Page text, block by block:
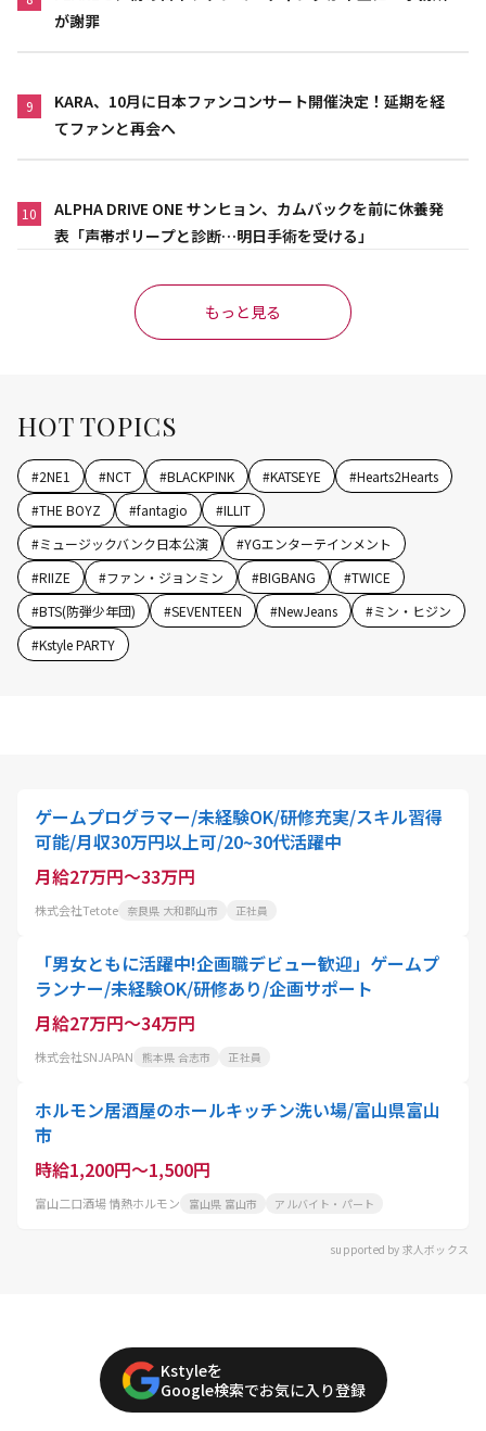
が謝罪
9
KARA、10月に日本ファンコンサート開催決定！延期を経
てファンと再会へ
10
ALPHA DRIVE ONE サンヒョン、カムバックを前に休養発
表「声帯ポリープと診断…明日手術を受ける」
もっと見る
HOT TOPICS
#2NE1 #NCT #BLACKPINK #KATSEYE #Hearts2Hearts
#THE BOYZ #fantagio #ILLIT
#ミュージックバンク日本公演 #YGエンターテインメント
#RIIZE #ファン・ジョンミン #BIGBANG #TWICE
#BTS(防弾少年団) #SEVENTEEN #NewJeans #ミン・ヒジン
#Kstyle PARTY
ゲームプログラマー/未経験OK/研修充実/スキル習得
可能/月収30万円以上可/20~30代活躍中
月給27万円～33万円
株式会社Tetote 奈良県 大和郡山市 正社員
「男女ともに活躍中!企画職デビュー歓迎」ゲームプ
ランナー/未経験OK/研修あり/企画サポート
月給27万円～34万円
株式会社SNJAPAN 熊本県 合志市 正社員
ホルモン居酒屋のホールキッチン洗い場/富山県富山
市
時給1,200円～1,500円
富山二口酒場 情熱ホルモン 富山県 富山市 アルバイト・パート
supported by 求人ボックス
Kstyleを
Google検索でお気に入り登録